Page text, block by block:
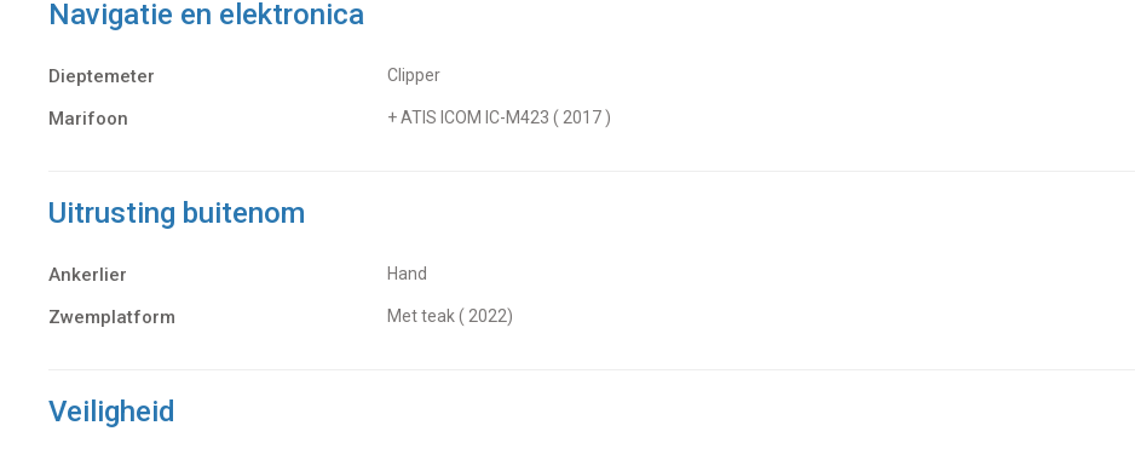
Navigatie en elektronica
Dieptemeter Clipper
Marifoon + ATIS ICOM IC-M423 ( 2017 )
Uitrusting buitenom
Ankerlier Hand
Zwemplatform met teak ( 2022)
Veiligheid